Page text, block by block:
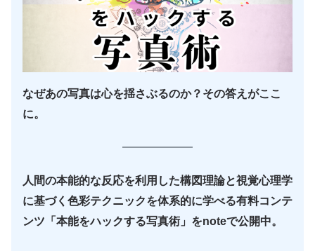
なぜあの写真は心を揺さぶるのか？その答えがここ
に。
人間の本能的な反応を利用した構図理論と視覚心理学
に基づく色彩テクニックを体系的に学べる有料コンテ
ンツ「本能をハックする写真術」をnoteで公開中。